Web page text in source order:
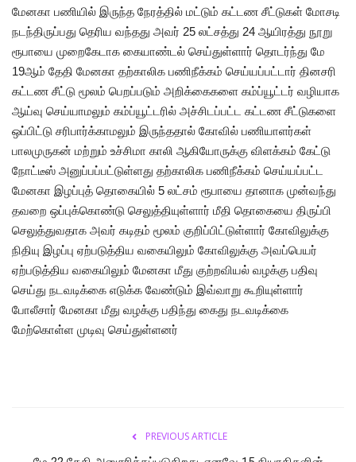
மேனகா பணியில் இருந்த நேரத்தில் மட்டும் கட்டண சீட்டுகள் மோசடி
நடந்திருப்பது தெரிய வந்தது அவர் 25 லட்சத்து 24 ஆயிரத்து நூறு
ரூபாயை முறைகேடாக கையாண்டல் செய்துள்ளார் தொடர்ந்து மே
19ஆம் தேதி மேனகா தற்காலிக பணிநீக்கம் செய்யப்பட்டார் தினசரி
கட்டண சீட்டு மூலம் பெறப்படும் அறிக்கைகளை கம்ப்யூட்டர் வழியாக
ஆய்வு செய்யாமலும் கம்ப்யூட்டரில் அச்சிடப்பட்ட கட்டண சீட்டுகளை
ஒப்பிட்டு சரிபார்க்காமலும் இருந்ததால் கோவில் பணியாளர்கள்
பாலமுருகன் மற்றும் உச்சிமா காலி ஆகியோருக்கு விளக்கம் கேட்டு
நோட்டீஸ் அனுப்பப்பட்டுள்ளது தற்காலிக பணிநீக்கம் செய்யப்பட்ட
மேனகா இழப்புத் தொகையில் 5 லட்சம் ரூபாயை தானாக முன்வந்து
தவறை ஒப்புக்கொண்டு செலுத்தியுள்ளார் மீதி தொகையை திருப்பி
செலுத்துவதாக அவர் கடிதம் மூலம் குறிப்பிட்டுள்ளார் கோவிலுக்கு
நிதியு இழப்பு ஏற்படுத்திய வகையிலும் கோவிலுக்கு அவப்பெயர்
ஏற்படுத்திய வகையிலும் மேனகா மீது குற்றவியல் வழக்கு பதிவு
செய்து நடவடிக்கை எடுக்க வேண்டும் இவ்வாறு கூறியுள்ளார்
போலீசார் மேனகா மீது வழக்கு பதிந்து கைது நடவடிக்கை
மேற்கொள்ள முடிவு செய்துள்ளனர்
PREVIOUS ARTICLE